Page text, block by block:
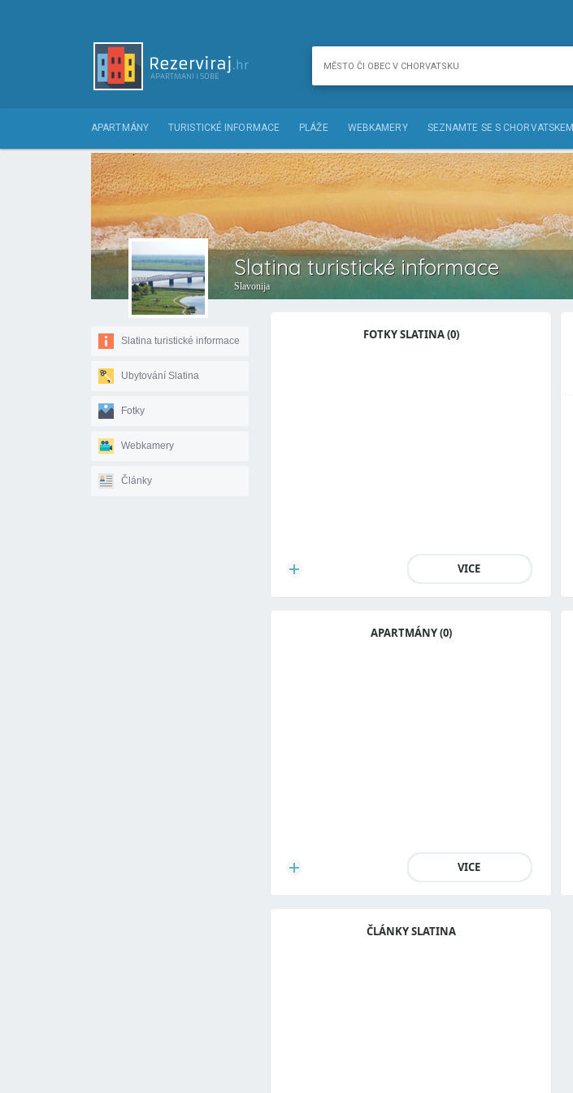
APARTMÁNY TURISTICKÉ INFORMACE PLÁŽE WEBKAMERY SEZNAMTE SE S CHORVATSKEM
Slatina turistické informace
Slavonija
Slatina turistické informace
Ubytování Slatina
Fotky
Webkamery
Články
FOTKY SLATINA (0)
VICE
APARTMÁNY (0)
VICE
ČLÁNKY SLATINA